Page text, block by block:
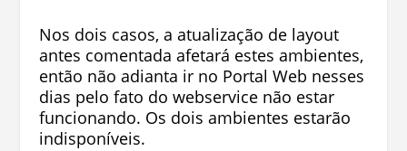
Nos dois casos, a atualização de layout
antes comentada afetará estes ambientes,
então não adianta ir no Portal Web nesses
dias pelo fato do webservice não estar
funcionando. Os dois ambientes estarão
indisponíveis.